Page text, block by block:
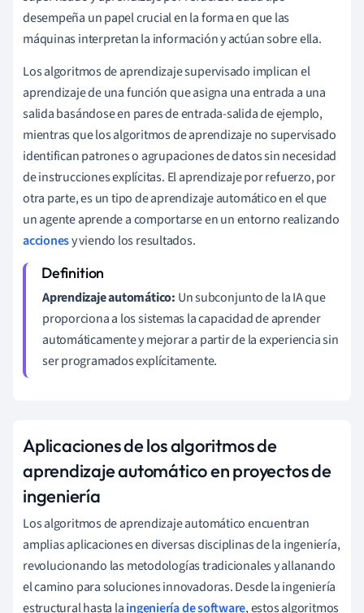
desempeña un papel crucial en la forma en que las
máquinas interpretan la información y actúan sobre ella.
Los algoritmos de aprendizaje supervisado implican el
aprendizaje de una función que asigna una entrada a una
salida basándose en pares de entrada-salida de ejemplo,
mientras que los algoritmos de aprendizaje no supervisado
identifican patrones o agrupaciones de datos sin necesidad
de instrucciones explícitas. El aprendizaje por refuerzo, por
otra parte, es un tipo de aprendizaje automático en el que
un agente aprende a comportarse en un entorno realizando
accionesy viendo los resultados.
Aprendizaje automático: Un subconjunto de la IA que
proporciona a los sistemas la capacidad de aprender
automáticamente y mejorar a partir de la experiencia sin
ser programados explícitamente.
Aplicaciones de los algoritmos de
aprendizaje automático en proyectos de
ingeniería
Los algoritmos de aprendizaje automático encuentran
amplias aplicaciones en diversas disciplinas de la ingeniería,
revolucionando las metodologías tradicionales y allanando
el camino para soluciones innovadoras. Desde la ingeniería
estructural hasta laingeniería de software, estos algoritmos